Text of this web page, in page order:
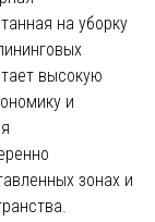
на уборку
высокую
и
зонах и